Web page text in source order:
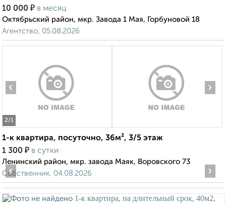
10 000 ₽ в месяц
Октябрьский район, мкр. Завода 1 Мая, Горбуновой 18
Агентство, 05.08.2026
2/1
‹ ›
1-к квартира, посуточно, 36м², 3/5 этаж
1 300 ₽ в сутки
Ленинский район, мкр. завода Маяк, Воровского 73
Собственник, 04.08.2026
‹ ›